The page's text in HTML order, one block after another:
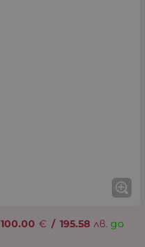
100.00 € / 195.58 лв. до